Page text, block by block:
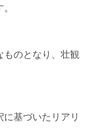
ものとなり、壮観
基づいたリアリ